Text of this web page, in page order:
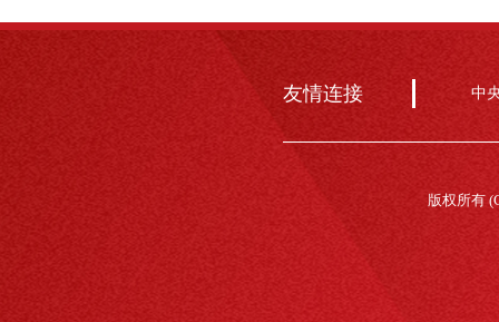
友情连接 中
版权所有